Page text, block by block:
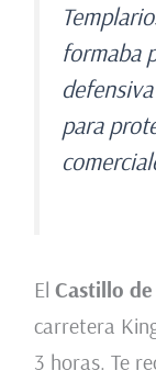
formaba
para
El Castillo
carretera
3 horas. Te